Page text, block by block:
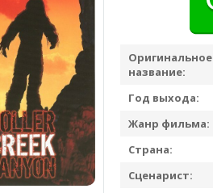
Оригинальное
название:
Год выхода:
Жанр фильма:
Страна:
Сценарист: